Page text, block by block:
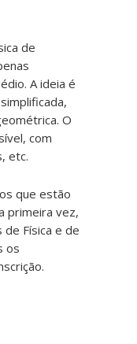
de
A ideia é
O
com
etc.
que estão
primeira vez,
de Física e de
os